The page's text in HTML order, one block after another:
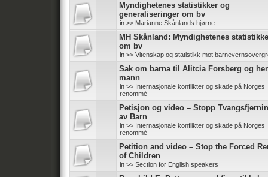
Myndighetenes statistikker og
generaliseringer om bv
in >> Marianne Skånlands hjørne
MH Skånland: Myndighetenes
om bv
in >> Vitenskap og statistikk mot
Sak om barna til Alitcia Forsberg og
mann
in >> Internasjonale konflikter og skade på Norges
renommé
Petisjon og video – Stopp
av Barn
in >> Internasjonale konflikter og skade på Norges
renommé
Petition and video – Stop the Forced
of Children
in >> Section for English speakers